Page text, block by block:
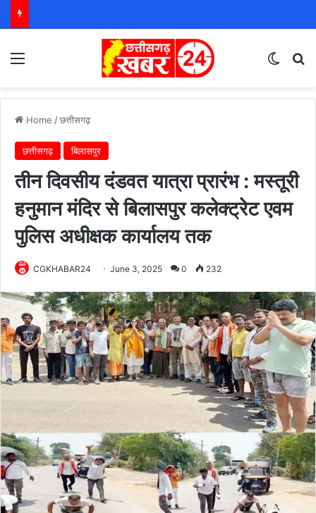
Home /छत्तीसगढ़
छत्तीसगढ़ बिलासपुर
तीन दिवसीय दंडवत यात्रा प्रारंभ : मस्तूरी
हनुमान मंदिर से बिलासपुर कलेक्ट्रेट एवम
पुलिस अधीक्षक कार्यालय तक
CGKHABAR24 June 3, 2025 0 232